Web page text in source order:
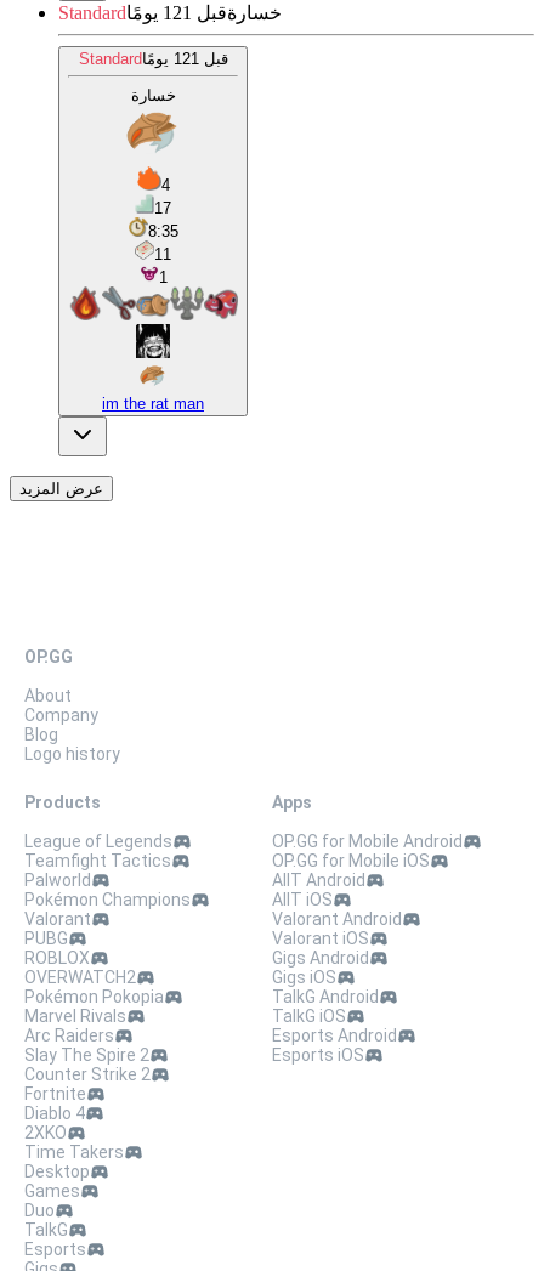
Standard خسارةقبل 121 يومًا
Standard قبل 121 يومًا
خسارة
4
17
8:35
11
1
im the rat man
عرض المزيد
OP.GG
About
Company
Blog
Logo history
Products
League of Legends
Teamfight Tactics
Palworld
Pokémon Champions
Valorant
PUBG
ROBLOX
OVERWATCH2
Pokémon Pokopia
Marvel Rivals
Arc Raiders
Slay The Spire 2
Counter Strike 2
Fortnite
Diablo 4
2XKO
Time Takers
Desktop
Games
Duo
TalkG
Esports
Apps
OP.GG for Mobile Android
OP.GG for Mobile iOS
AllT Android
AllT iOS
Valorant Android
Valorant iOS
Gigs Android
Gigs iOS
TalkG Android
TalkG iOS
Esports Android
Esports iOS